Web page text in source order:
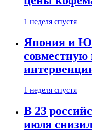
1 неделя спустя
Япония и
1 неделя спустя
В 23
июля